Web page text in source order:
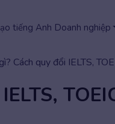
tiếng Anh Doanh nghiệp
Cách quy đổi IELTS,